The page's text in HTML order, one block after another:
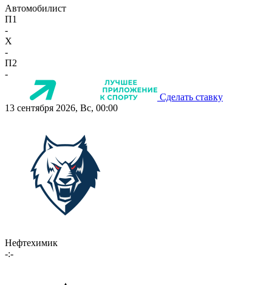
Автомобилист
П1
-
X
-
П2
-
Сделать ставку
13 сентября 2026, Вс, 00:00
Нефтехимик
-:-